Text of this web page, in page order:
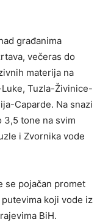
građanima
večeras do
materija na
Tuzla-Živinice-
Caparde. Na snazi
3,5 tone na svim
i Zvornika vode
se pojačan promet
koji vode iz
BiH.